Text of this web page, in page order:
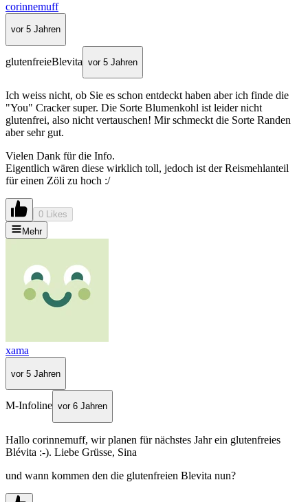
corinnemuff
vor 5 Jahren
glutenfreieBlevita vor 5 Jahren
Ich weiss nicht, ob Sie es schon entdeckt haben aber ich finde die
"You" Cracker super. Die Sorte Blumenkohl ist leider nicht
glutenfrei, also nicht vertauschen! Mir schmeckt die Sorte Randen
aber sehr gut.
Vielen Dank für die Info.
Eigentlich wären diese wirklich toll, jedoch ist der Reismehlanteil
für einen Zöli zu hoch :/
0 Likes
Mehr
xama
vor 5 Jahren
M-Infoline vor 6 Jahren
Hallo corinnemuff, wir planen für nächstes Jahr ein glutenfreies
Blévita :-). Liebe Grüsse, Sina
und wann kommen den die glutenfreien Blevita nun?